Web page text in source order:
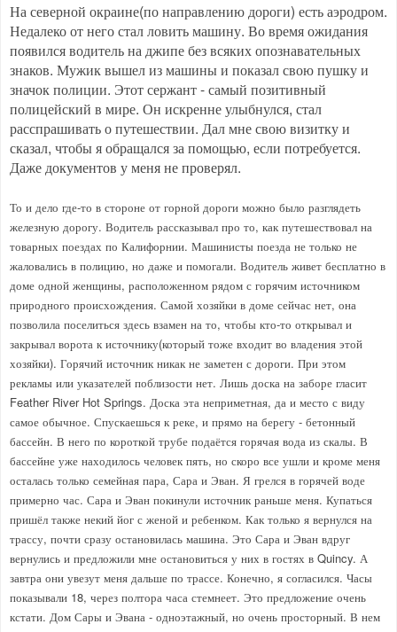
На северной окраине(по направлению дороги) есть аэродром.
Недалеко от него стал ловить машину. Во время ожидания
появился водитель на джипе без всяких опознавательных
знаков. Мужик вышел из машины и показал свою пушку и
значок полиции. Этот сержант - самый позитивный
полицейский в мире. Он искренне улыбнулся, стал
расспрашивать о путешествии. Дал мне свою визитку и
сказал, чтобы я обращался за помощью, если потребуется.
Даже документов у меня не проверял.
То и дело где-то в стороне от горной дороги можно было разглядеть
железную дорогу. Водитель рассказывал про то, как путешествовал на
товарных поездах по Калифорнии. Машинисты поезда не только не
жаловались в полицию, но даже и помогали. Водитель живет бесплатно в
доме одной женщины, расположенном рядом с горячим источником
природного происхождения. Самой хозяйки в доме сейчас нет, она
позволила поселиться здесь взамен на то, чтобы кто-то открывал и
закрывал ворота к источнику(который тоже входит во владения этой
хозяйки). Горячий источник никак не заметен с дороги. При этом
рекламы или указателей поблизости нет. Лишь доска на заборе гласит
Feather River Hot Springs. Доска эта неприметная, да и место с виду
самое обычное. Спускаешься к реке, и прямо на берегу - бетонный
бассейн. В него по короткой трубе подаётся горячая вода из скалы. В
бассейне уже находилось человек пять, но скоро все ушли и кроме меня
осталась только семейная пара, Сара и Эван. Я грелся в горячей воде
примерно час. Сара и Эван покинули источник раньше меня. Купаться
пришёл также некий йог с женой и ребенком. Как только я вернулся на
трассу, почти сразу остановилась машина. Это Сара и Эван вдруг
вернулись и предложили мне остановиться у них в гостях в Quincy. А
завтра они увезут меня дальше по трассе. Конечно, я согласился. Часы
показывали 18, через полтора часа стемнеет. Это предложение очень
кстати. Дом Сары и Эвана - одноэтажный, но очень просторный. В нем